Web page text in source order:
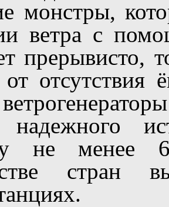
монстры,
ветра с
прерывисто,
от
надежного
не менее
стран